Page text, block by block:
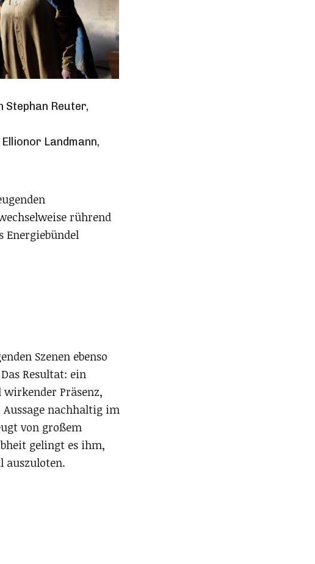
Stephan Reuter,
Landmann,
rührend
Szenen ebenso
Resultat: ein
Präsenz,
nachhaltig im
von großem
gelingt es ihm,
auszuloten.